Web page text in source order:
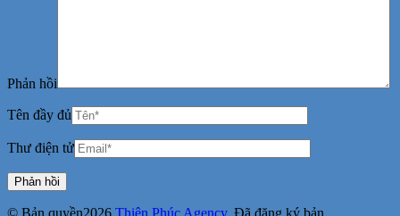
Phản hồi
Tên đầy đủ
Thư điện tử
© Bản quyền2026 Thiên Phúc Agency. Đã đăng ký bản